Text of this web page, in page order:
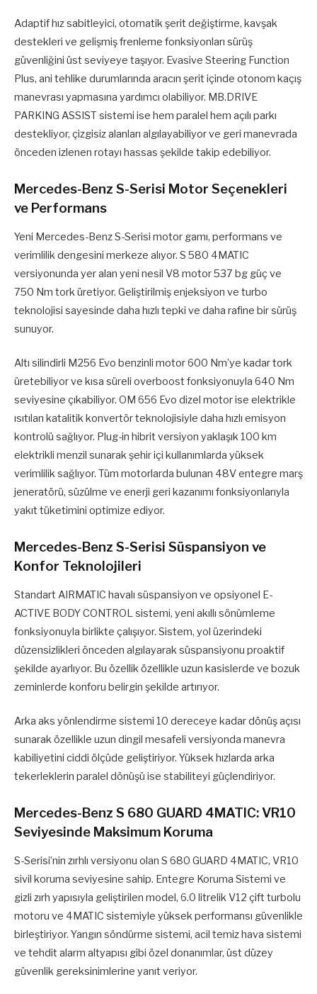
Adaptif hız sabitleyici, otomatik şerit değiştirme, kavşak
destekleri ve gelişmiş frenleme fonksiyonları sürüş
güvenliğini üst seviyeye taşıyor. Evasive Steering Function
Plus, ani tehlike durumlarında aracın şerit içinde otonom kaçış
manevrası yapmasına yardımcı olabiliyor. MB.DRIVE
PARKING ASSIST sistemi ise hem paralel hem açılı parkı
destekliyor, çizgisiz alanları algılayabiliyor ve geri manevrada
önceden izlenen rotayı hassas şekilde takip edebiliyor.
Mercedes-Benz S-Serisi Motor Seçenekleri
ve Performans
Yeni Mercedes-Benz S-Serisi motor gamı, performans ve
verimlilik dengesini merkeze alıyor. S 580 4MATIC
versiyonunda yer alan yeni nesil V8 motor 537 bg güç ve
750 Nm tork üretiyor. Geliştirilmiş enjeksiyon ve turbo
teknolojisi sayesinde daha hızlı tepki ve daha rafine bir sürüş
sunuyor.
Altı silindirli M256 Evo benzinli motor 600 Nm’ye kadar tork
üretebiliyor ve kısa süreli overboost fonksiyonuyla 640 Nm
seviyesine çıkabiliyor. OM 656 Evo dizel motor ise elektrikle
ısıtılan katalitik konvertör teknolojisiyle daha hızlı emisyon
kontrolü sağlıyor. Plug-in hibrit versiyon yaklaşık 100 km
elektrikli menzil sunarak şehir içi kullanımlarda yüksek
verimlilik sağlıyor. Tüm motorlarda bulunan 48V entegre marş
jeneratörü, süzülme ve enerji geri kazanımı fonksiyonlarıyla
yakıt tüketimini optimize ediyor.
Mercedes-Benz S-Serisi Süspansiyon ve
Konfor Teknolojileri
Standart AIRMATIC havalı süspansiyon ve opsiyonel E-
ACTIVE BODY CONTROL sistemi, yeni akıllı sönümleme
fonksiyonuyla birlikte çalışıyor. Sistem, yol üzerindeki
düzensizlikleri önceden algılayarak süspansiyonu proaktif
şekilde ayarlıyor. Bu özellik özellikle uzun kasislerde ve bozuk
zeminlerde konforu belirgin şekilde artırıyor.
Arka aks yönlendirme sistemi 10 dereceye kadar dönüş açısı
sunarak özellikle uzun dingil mesafeli versiyonda manevra
kabiliyetini ciddi ölçüde geliştiriyor. Yüksek hızlarda arka
tekerleklerin paralel dönüşü ise stabiliteyi güçlendiriyor.
Mercedes-Benz S 680 GUARD 4MATIC: VR10
Seviyesinde Maksimum Koruma
S-Serisi’nin zırhlı versiyonu olan S 680 GUARD 4MATIC, VR10
sivil koruma seviyesine sahip. Entegre Koruma Sistemi ve
gizli zırh yapısıyla geliştirilen model, 6.0 litrelik V12 çift turbolu
motoru ve 4MATIC sistemiyle yüksek performansı güvenlikle
birleştiriyor. Yangın söndürme sistemi, acil temiz hava sistemi
ve tehdit alarm altyapısı gibi özel donanımlar, üst düzey
güvenlik gereksinimlerine yanıt veriyor.